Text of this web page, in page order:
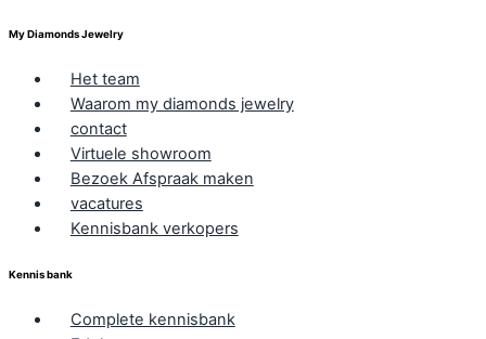
My Diamonds Jewelry
Het team
Waarom my diamonds jewelry
contact
Virtuele showroom
Bezoek Afspraak maken
vacatures
Kennisbank verkopers
Kennis bank
Complete kennisbank